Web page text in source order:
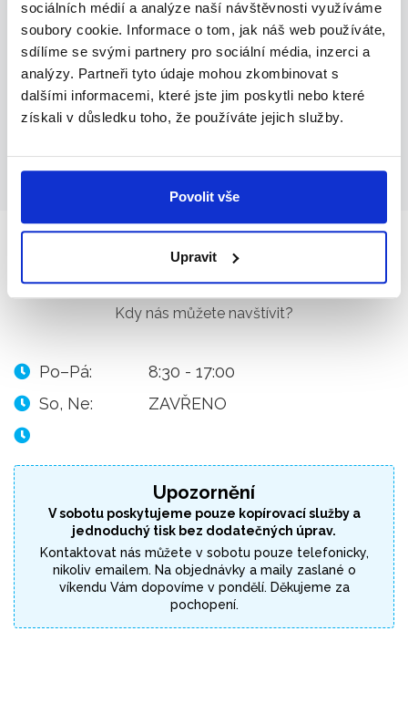
sociálních médií a analýze naší návštěvnosti využíváme
soubory cookie. Informace o tom, jak náš web používáte,
sdílíme se svými partnery pro sociální média, inzerci a
analýzy. Partneři tyto údaje mohou zkombinovat s
dalšími informacemi, které jste jim poskytli nebo které
získali v důsledku toho, že používáte jejich služby.
Povolit vše
Upravit
Jak připravit soubory?
Soubory větší než 10 MB doporučujeme posílat přes:
www.uschovna.cz
více
OTEVÍRACÍ DOBA
Kdy nás můžete navštívit?
8:30 - 17:00
Po–Pá:
ZAVŘENO
So, Ne:
Upozornění
V sobotu poskytujeme pouze kopírovací služby a
jednoduchý tisk bez dodatečných úprav.
Kontaktovat nás můžete v sobotu pouze telefonicky,
nikoliv emailem. Na objednávky a maily zaslané o
víkendu Vám dopovíme v pondělí. Děkujeme za
pochopení.